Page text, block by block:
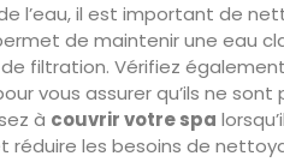
l’eau, il est important de
de maintenir une eau
filtration. Vérifiez
vous assurer qu’ils ne
à couvrir votre spa
réduire les besoins de